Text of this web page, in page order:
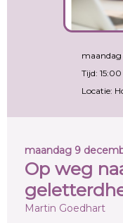
maandag
Tijd: 15:00
Locatie:
maandag 9
Op weg
Martin Goedhart